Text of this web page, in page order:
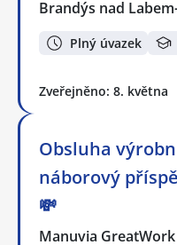
Brandýs nad
Plný úvazek
Zveřejněno: 8. května
Obsluha
náborový
💸
Manuvia